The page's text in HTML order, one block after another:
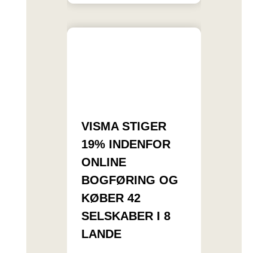
VISMA STIGER
19% INDENFOR
ONLINE
BOGFØRING OG
KØBER 42
SELSKABER I 8
LANDE